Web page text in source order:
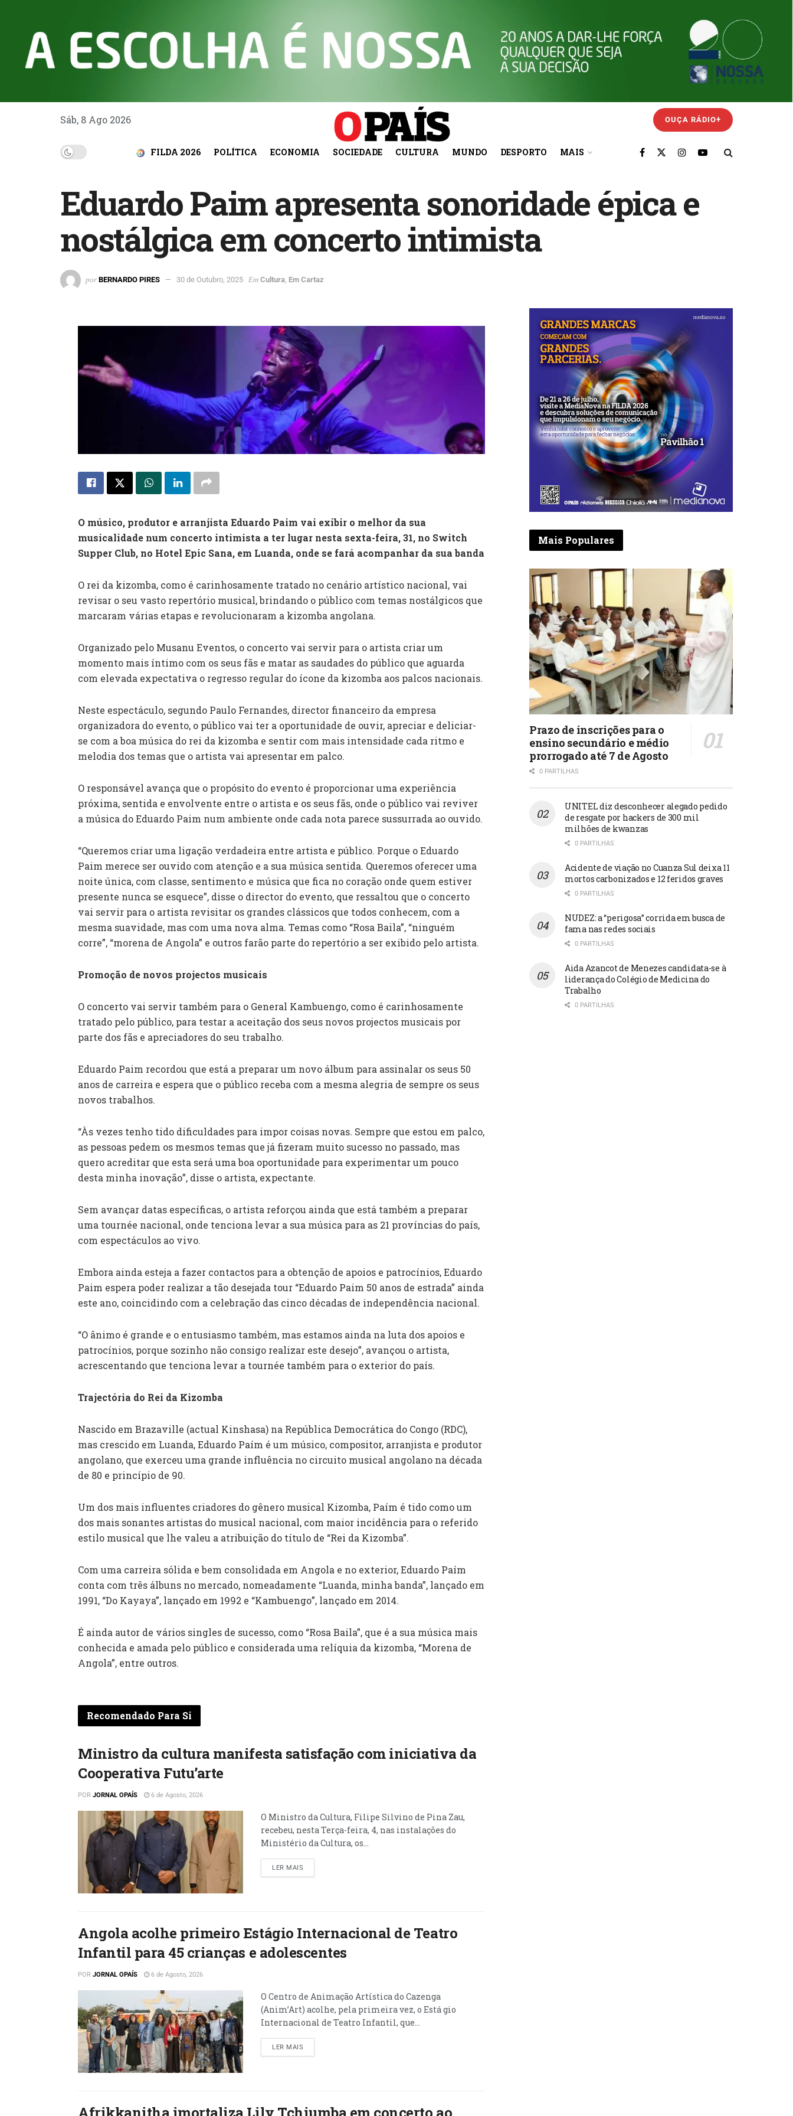
Sáb, 8 Ago 2026 OUÇA RÁDIO+
FILDA 2026 POLÍTICA ECONOMIA SOCIEDADE CULTURA MUNDO DESPORTO MAIS
Eduardo Paim apresenta sonoridade épica e
nostálgica em concerto intimista
por BERNARDO PIRES 30 de Outubro, 2025 Em Cultura, Em Cartaz
O músico, produtor e arranjista Eduardo Paim vai exibir o melhor da sua
musicalidade num concerto intimista a ter lugar nesta sexta-feira, 31, no Switch
Supper Club, no Hotel Epic Sana, em Luanda, onde se fará acompanhar da sua banda
O rei da kizomba, como é carinhosamente tratado no cenário artístico nacional, vai
revisar o seu vasto repertório musical, brindando o público com temas nostálgicos que
marcaram várias etapas e revolucionaram a kizomba angolana.
Organizado pelo Musanu Eventos, o concerto vai servir para o artista criar um
momento mais íntimo com os seus fãs e matar as saudades do público que aguarda
com elevada expectativa o regresso regular do ícone da kizomba aos palcos nacionais.
Neste espectáculo, segundo Paulo Fernandes, director financeiro da empresa
organizadora do evento, o público vai ter a oportunidade de ouvir, apreciar e deliciar-
se com a boa música do rei da kizomba e sentir com mais intensidade cada ritmo e
melodia dos temas que o artista vai apresentar em palco.
O responsável avança que o propósito do evento é proporcionar uma experiência
próxima, sentida e envolvente entre o artista e os seus fãs, onde o público vai reviver
a música do Eduardo Paim num ambiente onde cada nota parece sussurrada ao ouvido.
“Queremos criar uma ligação verdadeira entre artista e público. Porque o Eduardo
Paim merece ser ouvido com atenção e a sua música sentida. Queremos oferecer uma
noite única, com classe, sentimento e música que fica no coração onde quem estiver
presente nunca se esquece”, disse o director do evento, que ressaltou que o concerto
vai servir para o artista revisitar os grandes clássicos que todos conhecem, com a
mesma suavidade, mas com uma nova alma. Temas como “Rosa Baila”, “ninguém
corre”, “morena de Angola” e outros farão parte do repertório a ser exibido pelo artista.
Promoção de novos projectos musicais
O concerto vai servir também para o General Kambuengo, como é carinhosamente
tratado pelo público, para testar a aceitação dos seus novos projectos musicais por
parte dos fãs e apreciadores do seu trabalho.
Eduardo Paim recordou que está a preparar um novo álbum para assinalar os seus 50
anos de carreira e espera que o público receba com a mesma alegria de sempre os seus
novos trabalhos.
“Às vezes tenho tido dificuldades para impor coisas novas. Sempre que estou em palco,
as pessoas pedem os mesmos temas que já fizeram muito sucesso no passado, mas
quero acreditar que esta será uma boa oportunidade para experimentar um pouco
desta minha inovação”, disse o artista, expectante.
Sem avançar datas específicas, o artista reforçou ainda que está também a preparar
uma tournée nacional, onde tenciona levar a sua música para as 21 províncias do país,
com espectáculos ao vivo.
Embora ainda esteja a fazer contactos para a obtenção de apoios e patrocínios, Eduardo
Paim espera poder realizar a tão desejada tour “Eduardo Paim 50 anos de estrada” ainda
este ano, coincidindo com a celebração das cinco décadas de independência nacional.
“O ânimo é grande e o entusiasmo também, mas estamos ainda na luta dos apoios e
patrocínios, porque sozinho não consigo realizar este desejo”, avançou o artista,
acrescentando que tenciona levar a tournée também para o exterior do país.
Trajectória do Rei da Kizomba
Nascido em Brazaville (actual Kinshasa) na República Democrática do Congo (RDC),
mas crescido em Luanda, Eduardo Paím é um músico, compositor, arranjista e produtor
angolano, que exerceu uma grande influência no circuito musical angolano na década
de 80 e princípio de 90.
Um dos mais influentes criadores do gênero musical Kizomba, Paím é tido como um
dos mais sonantes artistas do musical nacional, com maior incidência para o referido
estilo musical que lhe valeu a atribuição do título de “Rei da Kizomba”.
Com uma carreira sólida e bem consolidada em Angola e no exterior, Eduardo Paím
conta com três álbuns no mercado, nomeadamente “Luanda, minha banda”, lançado em
1991, “Do Kayaya”, lançado em 1992 e “Kambuengo”, lançado em 2014.
É ainda autor de vários singles de sucesso, como “Rosa Baila”, que é a sua música mais
conhecida e amada pelo público e considerada uma relíquia da kizomba, “Morena de
Angola”, entre outros.
Recomendado Para Si
Ministro da cultura manifesta satisfação com iniciativa da
Cooperativa Futu’arte
POR JORNAL OPAÍS 6 de Agosto, 2026
O Ministro da Cultura, Filipe Silvino de Pina Zau,
recebeu, nesta Terça-feira, 4, nas instalações do
Ministério da Cultura, os...
LER MAIS
Angola acolhe primeiro Estágio Internacional de Teatro
Infantil para 45 crianças e adolescentes
POR JORNAL OPAÍS 6 de Agosto, 2026
O Centro de Animação Artística do Cazenga
(Anim’Art) acolhe, pela primeira vez, o Está gio
Internacional de Teatro Infantil, que...
LER MAIS
Mais Populares
Prazo de inscrições para o
ensino secundário e médio
prorrogado até 7 de Agosto
0 PARTILHAS
UNITEL diz desconhecer alegado pedido
de resgate por hackers de 300 mil
milhões de kwanzas
0 PARTILHAS
Acidente de viação no Cuanza Sul deixa 11
mortos carbonizados e 12 feridos graves
0 PARTILHAS
NUDEZ: a “perigosa” corrida em busca de
fama nas redes sociais
0 PARTILHAS
Aida Azancot de Menezes candidata-se à
liderança do Colégio de Medicina do
Trabalho
0 PARTILHAS